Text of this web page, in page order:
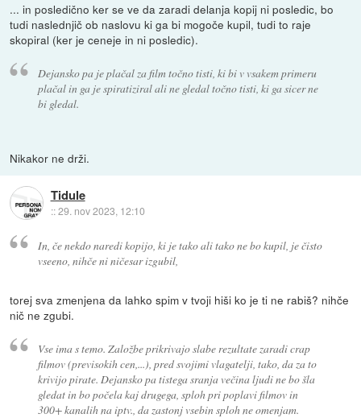
... in posledično ker se ve da zaradi delanja kopij ni posledic, bo
tudi naslednjič ob naslovu ki ga bi mogoče kupil, tudi to raje
skopiral (ker je ceneje in ni posledic).
Dejansko pa je plačal za film točno tisti, ki bi v vsakem primeru
plačal in ga je spiratiziral ali ne gledal točno tisti, ki ga sicer ne
bi gledal.
Nikakor ne drži.
Tidule
::29. nov 2023, 12:10
In, če nekdo naredi kopijo, ki je tako ali tako ne bo kupil, je čisto
vseeno, nihče ni ničesar izgubil,
torej sva zmenjena da lahko spim v tvoji hiši ko je ti ne rabiš? nihče
nič ne zgubi.
Vse ima s temo. Založbe prikrivajo slabe rezultate zaradi crap
filmov (previsokih cen,...), pred svojimi vlagatelji, tako, da za to
krivijo pirate. Dejansko pa tistega sranja večina ljudi ne bo šla
gledat in bo počela kaj drugega, sploh pri poplavi filmov in
300+ kanalih na iptv., da zastonj vsebin sploh ne omenjam.